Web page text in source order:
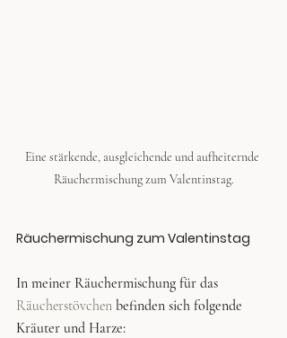
Eine stärkende, ausgleichende und aufheiternde
Räuchermischung zum Valentinstag.
Räuchermischung zum Valentinstag
In meiner Räuchermischung für das
Räucherstövchen befinden sich folgende
Kräuter und Harze: